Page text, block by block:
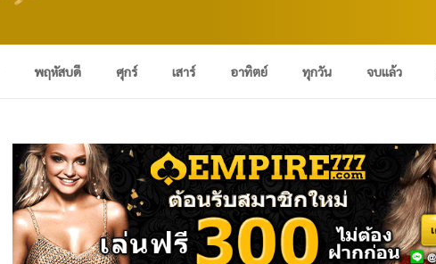
พฤหัสบดี ศุกร์ เสาร์ อาทิตย์ ทุกวัน จบแล้ว